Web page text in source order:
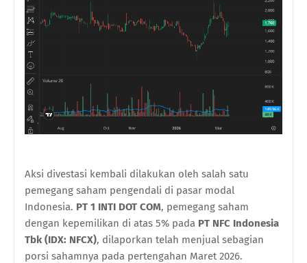
Aksi divestasi kembali dilakukan oleh salah satu
pemegang saham pengendali di pasar modal
Indonesia. PT 1 INTI DOT COM, pemegang saham
dengan kepemilikan di atas 5% pada PT NFC Indonesia
Tbk (IDX: NFCX), dilaporkan telah menjual sebagian
porsi sahamnya pada pertengahan Maret 2026.